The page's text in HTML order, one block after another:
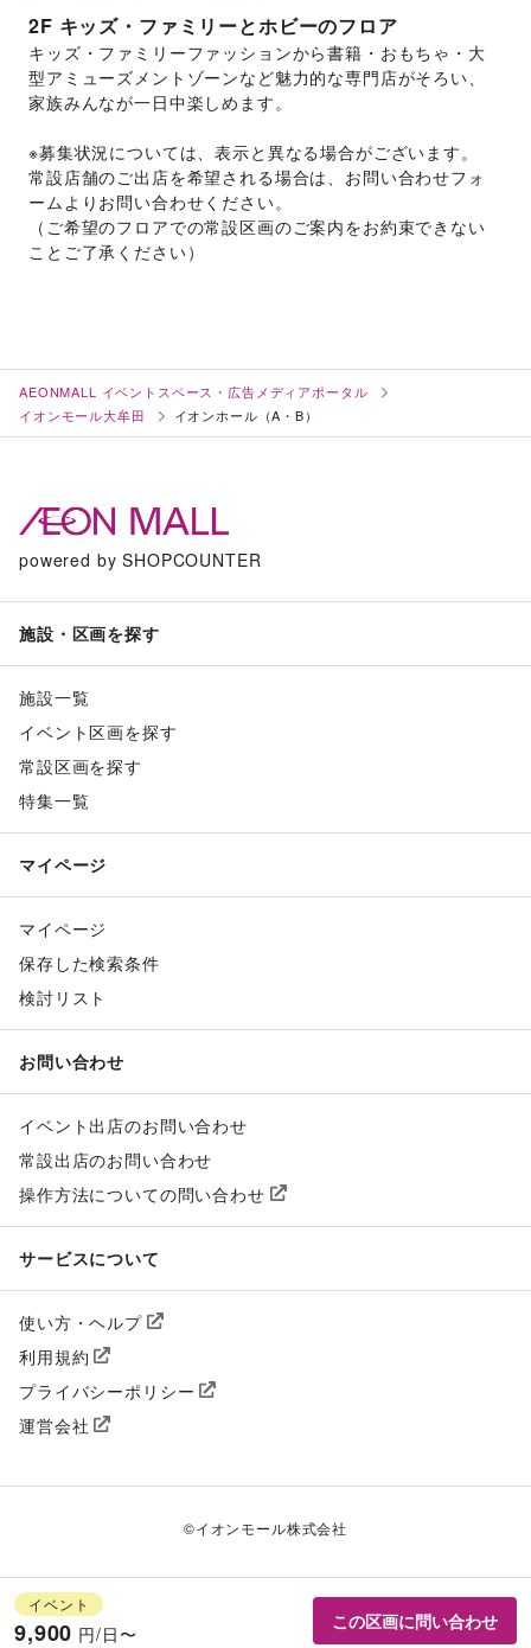
2F キッズ・ファミリーとホビーのフロア
キッズ・ファミリーファッションから書籍・おもちゃ・大
型アミューズメントゾーンなど魅力的な専門店がそろい、
家族みんなが一日中楽しめます。
※募集状況については、表示と異なる場合がございます。
常設店舗のご出店を希望される場合は、お問い合わせフォ
ームよりお問い合わせください。
（ご希望のフロアでの常設区画のご案内をお約束できない
ことご了承ください）
イベント
9,900 円/日〜
この区画に問い合わせ
AEONMALL イベントスペース・広告メディアポータル
イオンモール大牟田
イオンホール（A・B）
powered by SHOPCOUNTER
施設・区画を探す
施設一覧
イベント区画を探す
常設区画を探す
特集一覧
マイページ
マイページ
保存した検索条件
検討リスト
お問い合わせ
イベント出店のお問い合わせ
常設出店のお問い合わせ
操作方法についての問い合わせ
サービスについて
使い方・ヘルプ
利用規約
プライバシーポリシー
運営会社
©イオンモール株式会社